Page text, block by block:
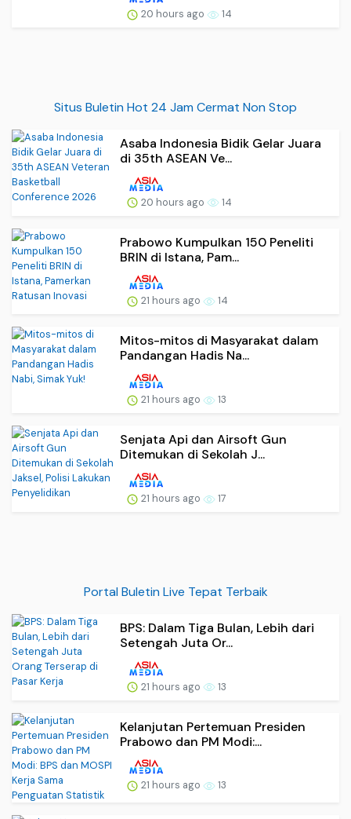
20 hours ago 14
Situs Buletin Hot 24 Jam Cermat Non Stop
Asaba Indonesia Bidik Gelar Juara
di 35th ASEAN Ve...
20 hours ago 14
Prabowo Kumpulkan 150 Peneliti
BRIN di Istana, Pam...
21 hours ago 14
Mitos-mitos di Masyarakat dalam
Pandangan Hadis Na...
21 hours ago 13
Senjata Api dan Airsoft Gun
Ditemukan di Sekolah J...
21 hours ago 17
Portal Buletin Live Tepat Terbaik
BPS: Dalam Tiga Bulan, Lebih dari
Setengah Juta Or...
21 hours ago 13
Kelanjutan Pertemuan Presiden
Prabowo dan PM Modi:...
21 hours ago 13